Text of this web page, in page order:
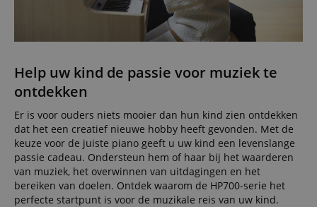
Help uw kind de passie voor muziek te
ontdekken
Er is voor ouders niets mooier dan hun kind zien ontdekken
dat het een creatief nieuwe hobby heeft gevonden. Met de
keuze voor de juiste piano geeft u uw kind een levenslange
passie cadeau. Ondersteun hem of haar bij het waarderen
van muziek, het overwinnen van uitdagingen en het
bereiken van doelen. Ontdek waarom de HP700-serie het
perfecte startpunt is voor de muzikale reis van uw kind.